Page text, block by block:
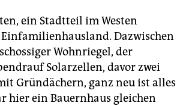
ein Stadtteil im Westen
Dazwischen
Wohnriegel, der
Solarzellen, davor zwei
Gründächern, ganz neu ist alles
hier ein Bauernhaus gleichen